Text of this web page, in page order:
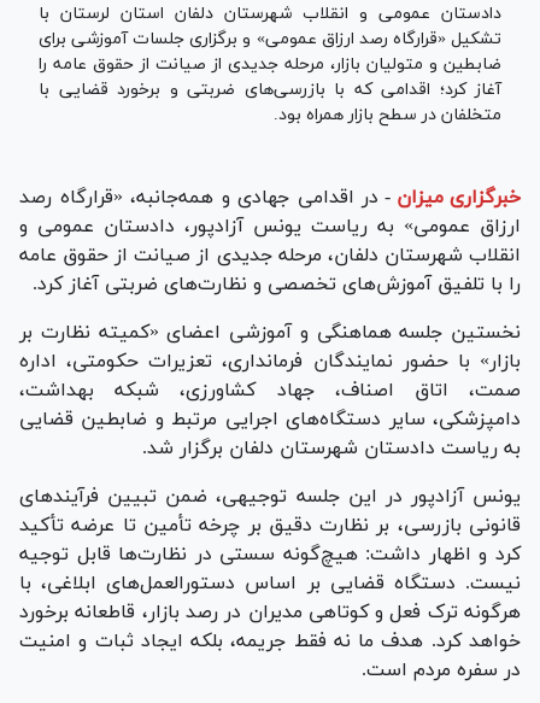
دادستان عمومی و انقلاب شهرستان دلفان استان لرستان با
تشکیل «قرارگاه رصد ارزاق عمومی» و برگزاری جلسات آموزشی برای
ضابطین و متولیان بازار، مرحله جدیدی از صیانت از حقوق عامه را
آغاز کرد؛ اقدامی که با بازرسی‌های ضربتی و برخورد قضایی با
متخلفان در سطح بازار همراه بود.
خبرگزاری میزان - در اقدامی جهادی و همه‌جانبه، «قرارگاه رصد
ارزاق عمومی» به ریاست یونس آزادپور، دادستان عمومی و
انقلاب شهرستان دلفان، مرحله جدیدی از صیانت از حقوق عامه
را با تلفیق آموزش‌های تخصصی و نظارت‌های ضربتی آغاز کرد.
نخستین جلسه هماهنگی و آموزشی اعضای «کمیته نظارت بر
بازار» با حضور نمایندگان فرمانداری، تعزیرات حکومتی، اداره
صمت، اتاق اصناف، جهاد کشاورزی، شبکه بهداشت،
دامپزشکی، سایر دستگاه‌های اجرایی مرتبط و ضابطین قضایی
به ریاست دادستان شهرستان دلفان برگزار شد.
یونس آزادپور در این جلسه توجیهی، ضمن تبیین فرآیند‌های
قانونی بازرسی، بر نظارت دقیق بر چرخه تأمین تا عرضه تأکید
کرد و اظهار داشت: هیچ‌گونه سستی در نظارت‌ها قابل توجیه
نیست. دستگاه قضایی بر اساس دستورالعمل‌های ابلاغی، با
هرگونه ترک فعل و کوتاهی مدیران در رصد بازار، قاطعانه برخورد
خواهد کرد. هدف ما نه فقط جریمه، بلکه ایجاد ثبات و امنیت
در سفره مردم است.